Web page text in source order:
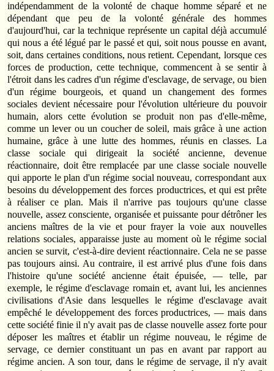
indépendamment de la volonté de chaque homme séparé et ne
dépendant que peu de la volonté générale des hommes
d'aujourd'hui, car la technique représente un capital déjà accumulé
qui nous a été légué par le passé et qui, soit nous pousse en avant,
soit, dans certaines conditions, nous retient. Cependant, lorsque ces
forces de production, cette technique, commencent à se sentir à
l'étroit dans les cadres d'un régime d'esclavage, de servage, ou bien
d'un régime bourgeois, et quand un changement des formes
sociales devient nécessaire pour l'évolution ultérieure du pouvoir
humain, alors cette évolution se produit non pas d'elle-même,
comme un lever ou un coucher de soleil, mais grâce à une action
humaine, grâce à une lutte des hommes, réunis en classes. La
classe sociale qui dirigeait la société ancienne, devenue
réactionnaire, doit être remplacée par une classe sociale nouvelle
qui apporte le plan d'un régime social nouveau, correspondant aux
besoins du développement des forces productrices, et qui est prête
à réaliser ce plan. Mais il n'arrive pas toujours qu'une classe
nouvelle, assez consciente, organisée et puissante pour détrôner les
anciens maîtres de la vie et pour frayer la voie aux nouvelles
relations sociales, apparaisse juste au moment où le régime social
ancien se survit, c'est-à-dire devient réactionnaire. Cela ne se passe
pas toujours ainsi. Au contraire, il est arrivé plus d'une fois dans
l'histoire qu'une société ancienne était épuisée, — telle, par
exemple, le régime d'esclavage romain et, avant lui, les anciennes
civilisations d'Asie dans lesquelles le régime d'esclavage avait
empêché le développement des forces productrices, — mais dans
cette société finie il n'y avait pas de classe nouvelle assez forte pour
déposer les maîtres et établir un régime nouveau, le régime de
servage, ce dernier constituant un pas en avant par rapport au
régime ancien. A son tour, dans le régime de servage, il n'y avait